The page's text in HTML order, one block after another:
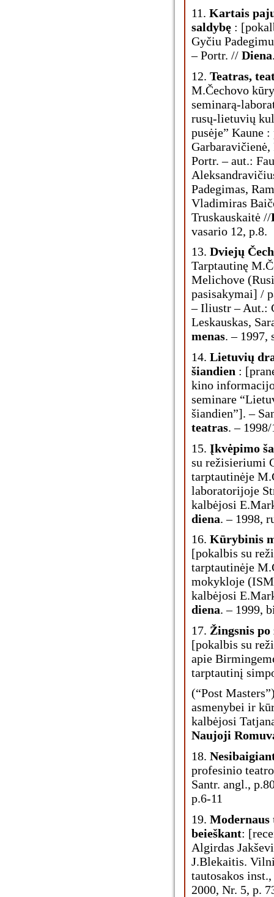
11. Kartais
saldybę :
Gyčiu
– Portr. // Diena
12. Teatras,
M.Čechovo
seminarą-
rusų-lietuvių
pusėje” Kaune
Portr. – aut.:
Padegimas,
Vladimiras
Truskauskaitė //
vasario 12, p.8.
13. Dviejų
Tarptautinę
Melichove
pasisakymai] /
– Iliustr – Aut.:
Leskauskas,
menas. – 1997,
14. Lietuvių
šiandien :
kino
seminare
šiandien”]. –
teatras. –
15. Įkvėpimo
su režisieriumi
tarptautinėje
laboratorijoje
kalbėjosi
diena. – 1998,
16. Kūrybinis
[pokalbis su
tarptautinėje
mokykloje
kalbėjosi
diena. – 1999,
17. Žingsnis
[pokalbis su
apie
tarptautinį
(“Post
asmenybei ir
kalbėjosi
Naujoji
18.
profesinio
Santr. angl.,
p.6-11
19.
beieškant:
Algirdas
J.Blekaitis.
tautosakos
2000, Nr. 5, p.